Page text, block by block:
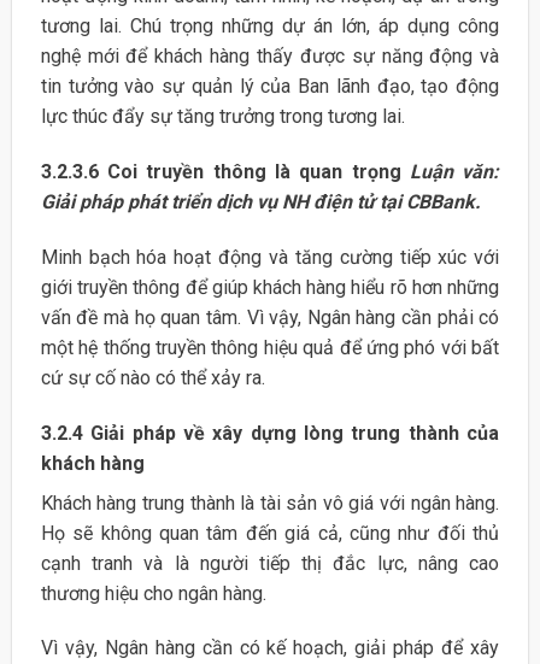
tương lai. Chú trọng những dự án lớn, áp dụng công
nghệ mới để khách hàng thấy được sự năng động và
tin tưởng vào sự quản lý của Ban lãnh đạo, tạo động
lực thúc đẩy sự tăng trưởng trong tương lai.
3.2.3.6 Coi truyền thông là quan trọng Luận văn:
Giải pháp phát triển dịch vụ NH điện tử tại CBBank.
Minh bạch hóa hoạt động và tăng cường tiếp xúc với
giới truyền thông để giúp khách hàng hiểu rõ hơn những
vấn đề mà họ quan tâm. Vì vậy, Ngân hàng cần phải có
một hệ thống truyền thông hiệu quả để ứng phó với bất
cứ sự cố nào có thể xảy ra.
3.2.4 Giải pháp về xây dựng lòng trung thành của
khách hàng
Khách hàng trung thành là tài sản vô giá với ngân hàng.
Họ sẽ không quan tâm đến giá cả, cũng như đối thủ
cạnh tranh và là người tiếp thị đắc lực, nâng cao
thương hiệu cho ngân hàng.
Vì vậy, Ngân hàng cần có kế hoạch, giải pháp để xây